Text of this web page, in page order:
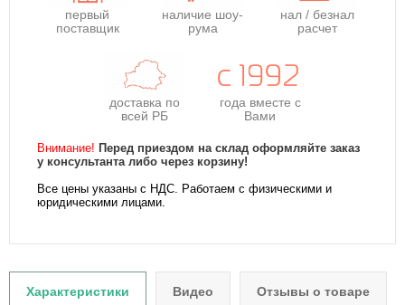
первый
поставщик
наличие шоу-
рума
нал / безнал
расчет
доставка по
всей РБ
года вместе с
Вами
Внимание! Перед приездом на склад оформляйте заказ
у консультанта либо через корзину!
Все цены указаны с НДС. Работаем с физическими и
юридическими лицами.
Характеристики Видео Отзывы о товаре